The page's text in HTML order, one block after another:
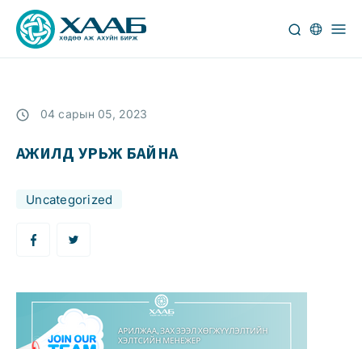
04 сарын 05, 2023
АЖИЛД УРЬЖ БАЙНА
Uncategorized